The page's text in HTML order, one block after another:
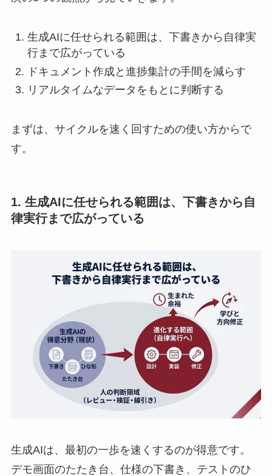
生成AIに任せられる範囲は、下書きから自律実
行まで広がっている
ドキュメント作成と進捗集計の手間を減らす
リアルタイムなデータをもとに判断する
まずは、サイクルを速く回すための使い方からで
す。
1. 生成AIに任せられる範囲は、下書きから自
律実行まで広がっている
生成AIは、最初の一歩を速くするのが得意です。
デモ画面のたたき台、仕様の下書き、テストのひ